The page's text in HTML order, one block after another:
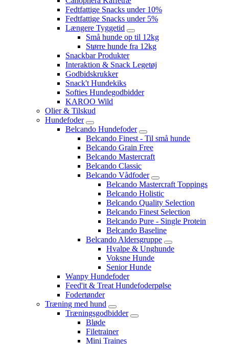
Fedtfattige Snacks under 10%
Fedtfattige Snacks under 5%
Længere Tyggetid
Små hunde op til 12kg
Større hunde fra 12kg
Snackbar Produkter
Interaktion & Snack Legetøj
Godbidskrukker
Snack't Hundekiks
Softies Hundegodbidder
KAROO Wild
Olier & Tilskud
Hundefoder
Belcando Hundefoder
Belcando Finest - Til små hunde
Belcando Grain Free
Belcando Mastercraft
Belcando Classic
Belcando Vådfoder
Belcando Mastercraft Toppings
Belcando Holistic
Belcando Quality Selection
Belcando Finest Selection
Belcando Pure - Single Protein
Belcando Baseline
Belcando Aldersgruppe
Hvalpe & Unghunde
Voksne Hunde
Senior Hunde
Wanpy Hundefoder
Feed'it & Treat Hundefoderpølse
Fodertønder
Træning med hund
Træningsgodbidder
Bløde
Filetrainer
Mini Traines